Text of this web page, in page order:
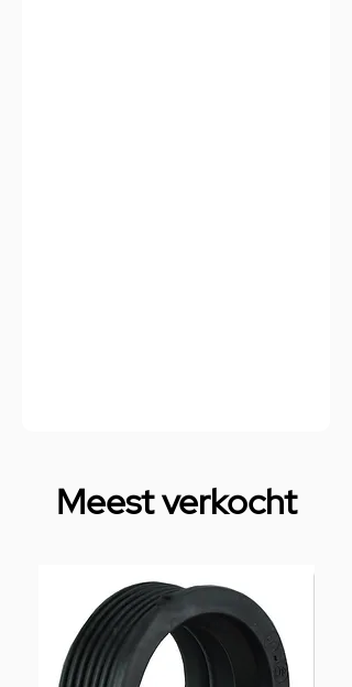
Meest verkocht